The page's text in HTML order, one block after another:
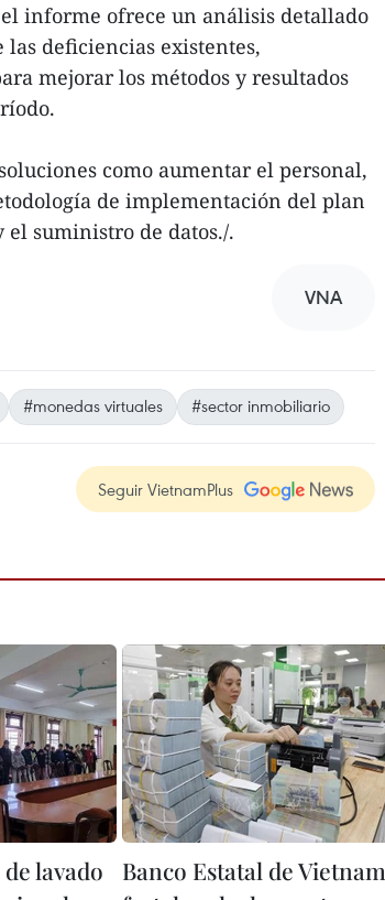
informe ofrece un análisis detallado
las deficiencias existentes,
mejorar los métodos y resultados
como aumentar el personal,
de implementación del plan
suministro de datos./.
VNA
#monedas virtuales #sector inmobiliario
Seguir VietnamPlus
lavado
Banco Estatal de Vietnam